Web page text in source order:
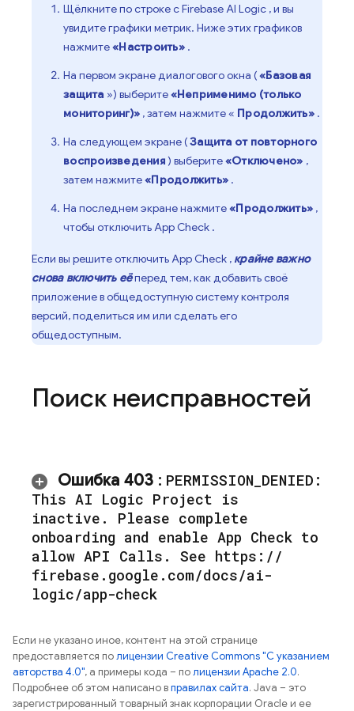
Щёлкните по строке сFirebase AI Logic , и вы
увидите графики метрик. Ниже этих графиков
нажмите«Настроить».
На первом экране диалогового окна («Базовая
защита ») выберите«Неприменимо (только
мониторинг)» , затем нажмите « Продолжить».
На следующем экране (Защита от повторного
воспроизведения) выберите«Отключено» ,
затем нажмите«Продолжить» .
На последнем экране нажмите«Продолжить» ,
чтобы отключитьApp Check .
Если вы решите отключитьApp Check , крайне важно
снова включить еёперед тем, как добавить своё
приложение в общедоступную систему контроля
версий, поделиться им или сделать его
общедоступным.
Поиск неисправностей
Ошибка 403 : PERMISSION DENIED:
This AI Logic Project is
inactive .
Please complete
onboarding and enable App Check to
allow API Calls . See https: //
firebase . google . com/docs/ai-
logic/app-check
Если не указано иное, контент на этой странице
предоставляется полицензии Creative Commons "С указанием
авторства 4.0", а примеры кода – полицензии Apache 2.0.
Подробнее об этом написано вправилах сайта. Java – это
зарегистрированный товарный знак корпорации Oracle и ее